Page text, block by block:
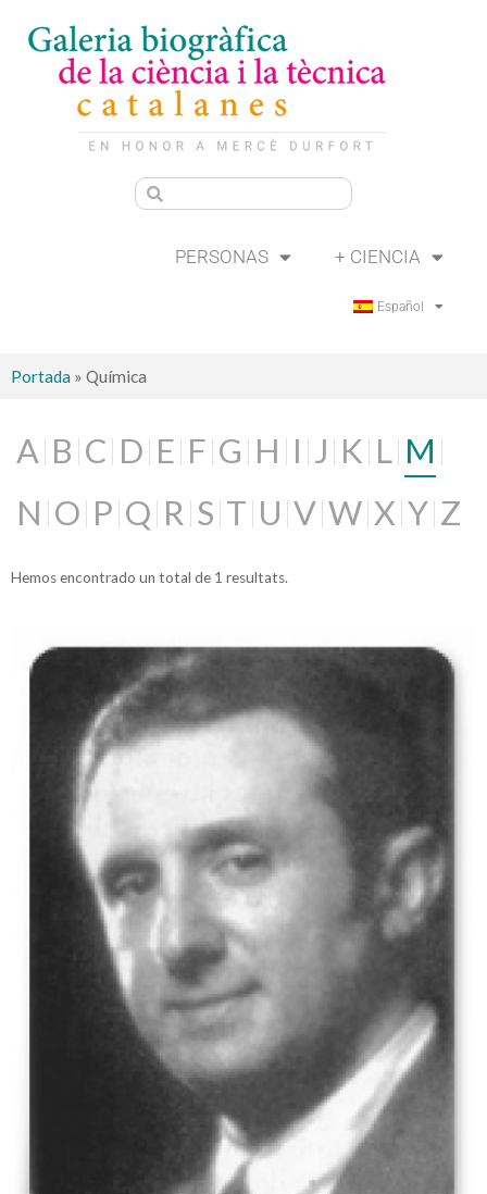
PERSONAS + CIENCIA
Español
Portada » Química
A B C D E F G H I J K L M
N O P Q R S T U V W X Y Z
Hemos encontrado un total de 1 resultats.